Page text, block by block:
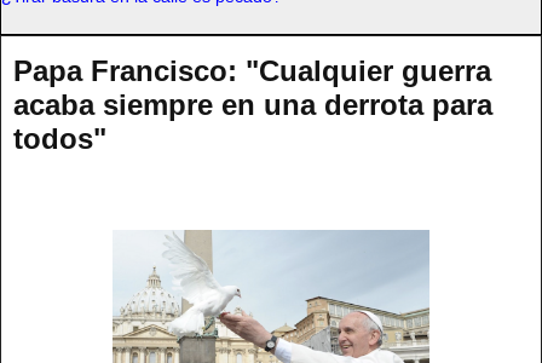
Papa Francisco: "Cualquier guerra
acaba siempre en una derrota para
todos"